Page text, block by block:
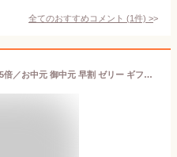
全てのおすすめコメント (1件) >
＼楽天スーパーSALEポイント5倍／お中元 御中元 早割 ゼリー ギフト 詰め合わせ みかんゼリー フルーツゼリー ゼリー飲料 スイーツ パック 5個 無添加 甘夏い方 みかんジュレ 和歌山 国産 贈答用 誕生日プレゼント 内祝い 結婚祝い 出産祝い 出産内祝い おしゃれ 洋菓子